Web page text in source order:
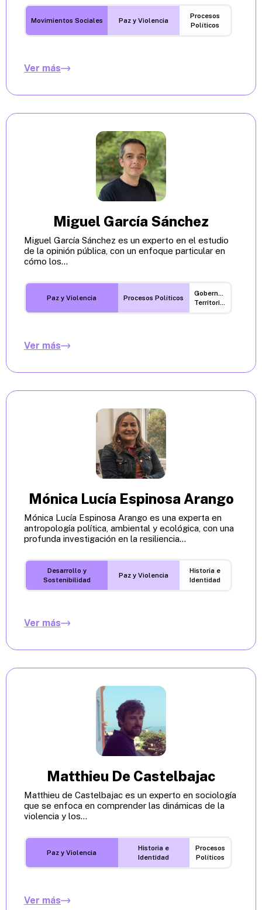
Movimientos Sociales Paz y Violencia
Procesos
Políticos
Ver más
Miguel García Sánchez
Miguel García Sánchez es un experto en el estudio
de la opinión pública, con un enfoque particular en
cómo los...
Paz y Violencia Procesos Políticos
Gobernanza
Territorial
Ver más
Mónica Lucía Espinosa Arango
Mónica Lucía Espinosa Arango es una experta en
antropología política, ambiental y ecológica, con una
profunda investigación en la resiliencia...
Desarrollo y
Sostenibilidad
Paz y Violencia
Historia e
Identidad
Ver más
Matthieu De Castelbajac
Matthieu de Castelbajac es un experto en sociología
que se enfoca en comprender las dinámicas de la
violencia y los...
Paz y Violencia
Historia e
Identidad
Procesos
Políticos
Ver más